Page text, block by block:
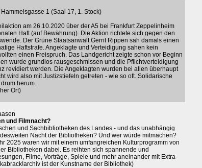
1 (Saal 17, 1. Stock)
am 26.10.2020 über der A5 bei Frankfurt Zeppelinheim
Haft (auf Bewährung). Die Aktion richtete sich gegen den
Der Grüne Staatsanwalt Gerrit Rippen sah damals einen
Haftstrafe. Angeklagte und Verteidigung sahen kein
einen Freispruch. Das Landgericht zeigte schon vor Beginn
wurde grundlos rausgeschmissen und die Pflichtverteidigung
revidiert werden. Die Angeklagten wurden bei allen überhaupt
wird also mit Justizstiefeln getreten - wie so oft. Solidarische
herum.
Ort)
und Filmnacht?
und Sachbibliotheken des Landes - und das unabhängig
Nacht der Bibliotheken? Und wer würde mitmachen?
2025 waren wir mit einem umfangreichen Kulturprogramm von
Bibliotheken dabei. Es reihten sich spannende und
Filme, Vorträge, Spiele und mehr aneinander mit Extra-
ist der Kunstname der Bibliothek)